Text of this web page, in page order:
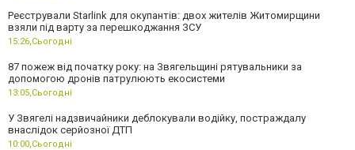
Реєстрували Starlink для окупантів: двох жителів Житомирщини
взяли під варту за перешкоджання ЗСУ
15:26, Сьогодні
87 пожеж від початку року: на Звягельщині рятувальники за
допомогою дронів патрулюють екосистеми
13:05, Сьогодні
У Звягелі надзвичайники деблокували водійку, постраждалу
внаслідок серйозної ДТП
10:00, Сьогодні